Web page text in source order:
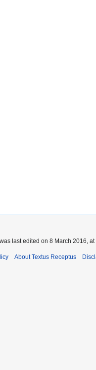
last edited on 8 March 2016, at
About Textus Receptus